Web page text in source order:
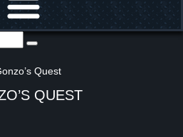
Открыть меню
Quest
QUEST